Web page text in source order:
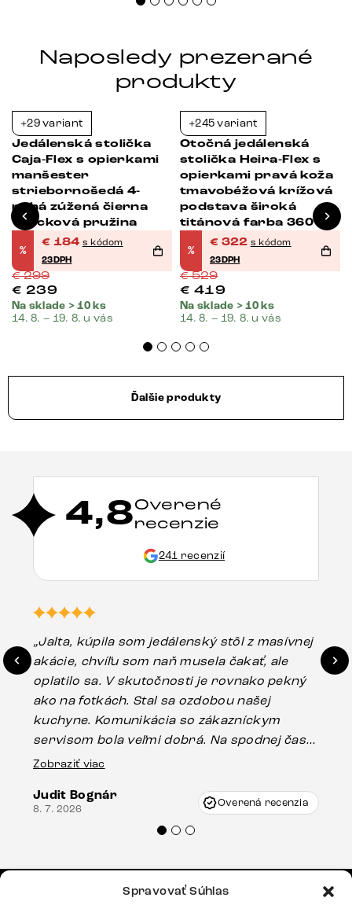
Spravovať Súhlas
Naposledy prezerané
produkty
+29 variant
Jedálenská stolička
Caja-Flex s opierkami
manšester
striebornošedá 4-
nohá zúžená čierna
vrecková pružina
%
€ 184 s kódom
23DPH
€299
€ 239
Na sklade > 10 ks
14. 8. – 19. 8. u vás
+245 variant
Otočná jedálenská
stolička Heira-Flex s
opierkami pravá koža
tmavobéžová krížová
podstava široká
titánová farba 360°
otočná vrecková
pružina
%
€ 322 s kódom
23DPH
€529
€ 419
Na sklade > 10 ks
14. 8. – 19. 8. u vás
Ďalšie produkty
4,8Overené
recenzie
241 recenzií
„Jalta, kúpila som jedálenský stôl z masívnej
akácie, chvíľu som naň musela čakať, ale
oplatilo sa. V skutočnosti je rovnako pekný
ako na fotkách. Stal sa ozdobou našej
kuchyne. Komunikácia so zákazníckym
servisom bola veľmi dobrá. Na spodnej časti
stola bolo malé poškodenie, pravdepodobne
Vincze pri riešení mojej záležitosti pristúpili
veľmi korektne. Odporúčam produkty Delife
Zobraziť viac
Judit Bognár
8. 7. 2026 Overená recenzia